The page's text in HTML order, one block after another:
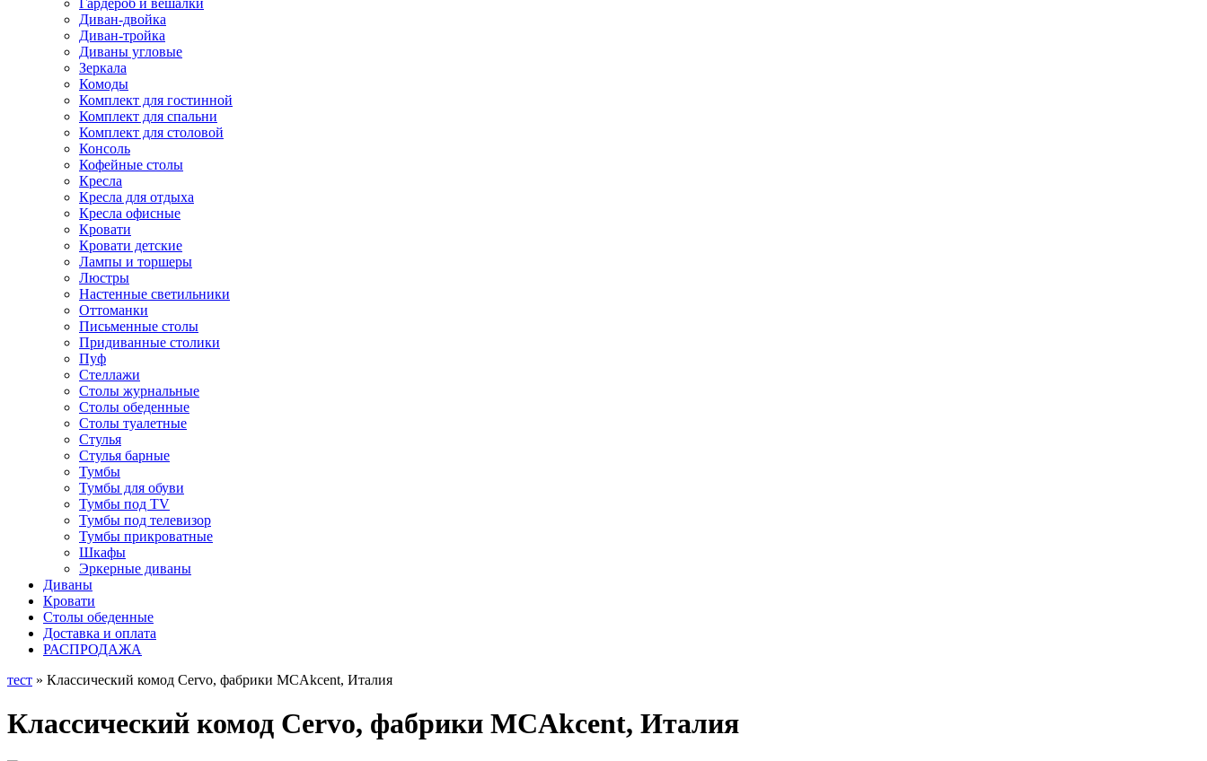
Гардероб и вешалки
Диван-двойка
Диван-тройка
Диваны угловые
Зеркала
Комоды
Комплект для гостинной
Комплект для спальни
Комплект для столовой
Консоль
Кофейные столы
Кресла
Кресла для отдыха
Кресла офисные
Кровати
Кровати детские
Лампы и торшеры
Люстры
Настенные светильники
Оттоманки
Письменные столы
Придиванные столики
Пуф
Стеллажи
Столы журнальные
Столы обеденные
Столы туалетные
Стулья
Стулья барные
Тумбы
Тумбы для обуви
Тумбы под TV
Тумбы под телевизор
Тумбы прикроватные
Шкафы
Эркерные диваны
Диваны
Кровати
Столы обеденные
Доставка и оплата
РАСПРОДАЖА
тест » Классический комод Cervo, фабрики MCAkcent, Италия
Классический комод Cervo, фабрики MCAkcent, Италия